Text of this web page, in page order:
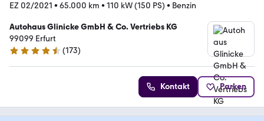
EZ 02/2021 • 65.000 km • 110 kW (150 PS) • Benzin
Autohaus Glinicke GmbH & Co. Vertriebs KG
99099 Erfurt
4.4 Sterne
(173)
Kontakt Parken